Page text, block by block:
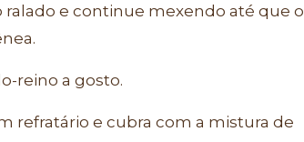
e continue mexendo até que o
reino a gosto.
refratário e cubra com a mistura de